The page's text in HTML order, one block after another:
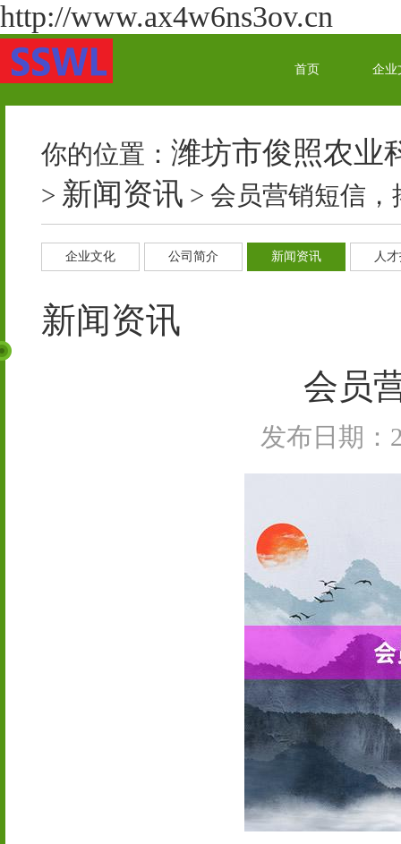
http://www.ax4w6ns3ov.cn
首页 企业
你的位置： 潍坊市俊照农业
> 新闻资讯 > 会员营销短信
企业文化 公司简介 新闻资讯 人
新闻资讯
会员
发布日期：